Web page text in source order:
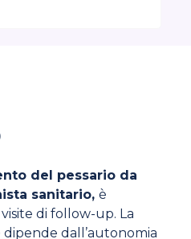
del pessario da
sanitario, è
di follow-up. La
dall’autonomia